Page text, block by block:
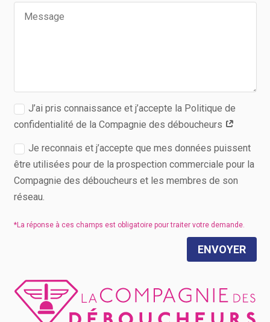
J’ai pris connaissance et j’accepte la Politique de
confidentialité de la Compagnie des déboucheurs
Je reconnais et j’accepte que mes données puissent
être utilisées pour de la prospection commerciale pour la
Compagnie des déboucheurs et les membres de son
réseau.
ENVOYER